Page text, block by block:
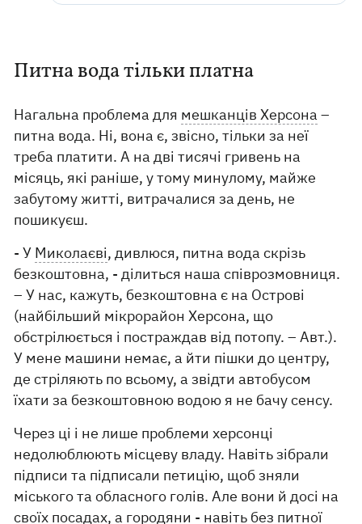
Питна вода тільки платна
Нагальна проблема для мешканців Херсона –
питна вода. Ні, вона є, звісно, ​​тільки за неї
треба платити. А на дві тисячі гривень на
місяць, які раніше, у тому минулому, майже
забутому житті, витрачалися за день, не
пошикуєш.
- У Миколаєві, дивлюся, питна вода скрізь
безкоштовна, - ділиться наша співрозмовниця.
– У нас, кажуть, безкоштовна є на Острові
(найбільший мікрорайон Херсона, що
обстрілюється і постраждав від потопу. – Авт.).
У мене машини немає, а йти пішки до центру,
де стріляють по всьому, а звідти автобусом
їхати за безкоштовною водою я не бачу сенсу.
Через ці і не лише проблеми херсонці
недолюблюють місцеву владу. Навіть зібрали
підписи та підписали петицію, щоб зняли
міського та обласного голів. Але вони й досі на
своїх посадах, а городяни - навіть без питної